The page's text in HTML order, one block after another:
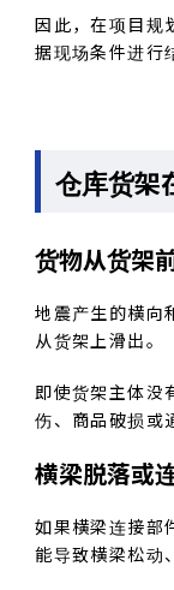
因此，在项目规
据现场条件进行
仓库货架
货物从货架
地震产生的横向
从货架上滑出。
即使货架主体没
伤、商品破损或
横梁脱落或
如果横梁连接部
能导致横梁松动